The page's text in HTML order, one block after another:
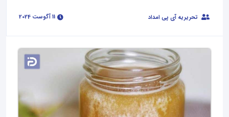
تحریریه آی پی امداد